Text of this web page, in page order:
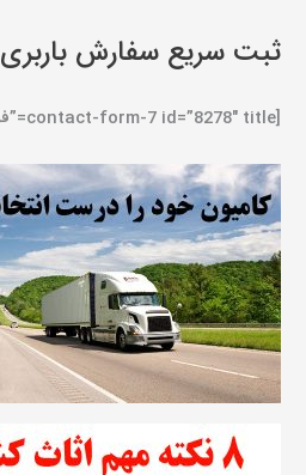
ثبت سریع سفارش باربری
[contact-form-7 id=”8278″ title=”فرم تماس 1″]